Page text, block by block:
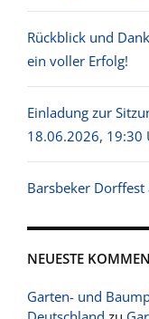
Rückblick und
ein voller Erfolg!
Einladung zur
18.06.2026, 19:30
Barsbeker Dorffest
NEUESTE
Garten- und